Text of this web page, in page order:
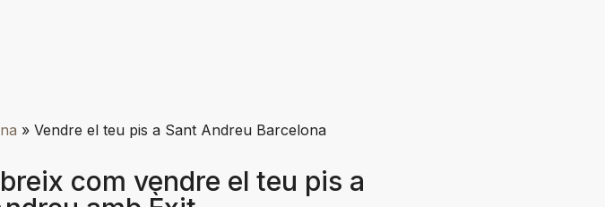
» Vendre el teu pis a Sant Andreu Barcelona
com vendre el teu pis a